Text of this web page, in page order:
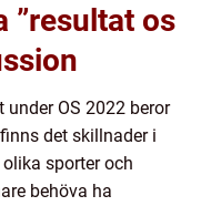
”resultat os
OS 2022 beror
det skillnader i
sporter och
behöva ha